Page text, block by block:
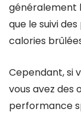
généralement
que le suivi
calories
Cependant, si
vous avez des
performance